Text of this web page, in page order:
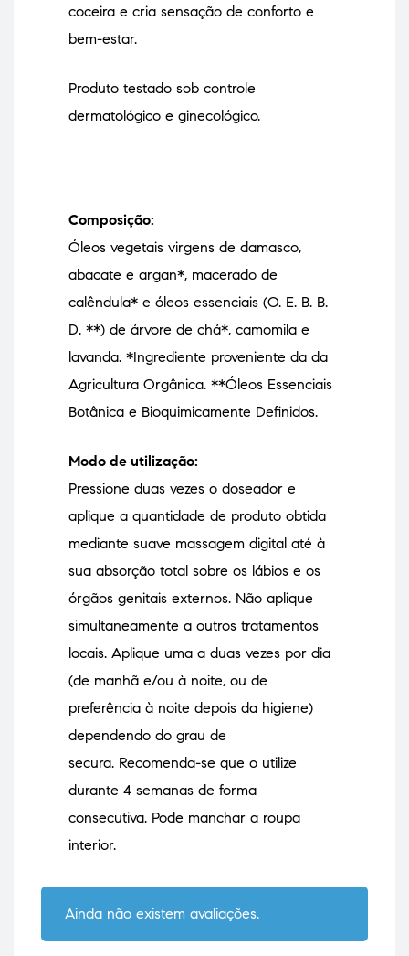
coceira e cria sensação de conforto e
bem-estar.
Produto testado sob controle
dermatológico e ginecológico.
Composição:
Óleos vegetais virgens de damasco,
abacate e argan*, macerado de
calêndula* e óleos essenciais (O. E. B. B.
D. **) de árvore de chá*, camomila e
lavanda. *Ingrediente proveniente da da
Agricultura Orgânica. **Óleos Essenciais
Botânica e Bioquimicamente Definidos.
Modo de utilização:
Pressione duas vezes o doseador e
aplique a quantidade de produto obtida
mediante suave massagem digital até à
sua absorção total sobre os lábios e os
órgãos genitais externos. Não aplique
simultaneamente a outros tratamentos
locais. Aplique uma a duas vezes por dia
(de manhã e/ou à noite, ou de
preferência à noite depois da higiene)
dependendo do grau de
secura. Recomenda-se que o utilize
durante 4 semanas de forma
consecutiva. Pode manchar a roupa
interior.
Ainda não existem avaliações.